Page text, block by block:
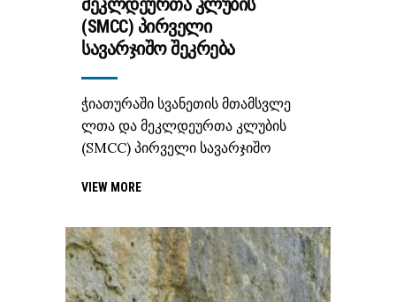
(SMCC) ᲞᲘᲠᲕᲔᲚᲘ
ᲡᲐᲕᲐᲠᲯᲘᲨᲝ ᲨᲔᲙᲠᲔᲑᲐ
ჭიათურაში სვანეთის მთამსვლე
ლთა და მეკლდეურთა კლუბის
(SMCC) პირველი სავარჯიშო
VIEW MORE